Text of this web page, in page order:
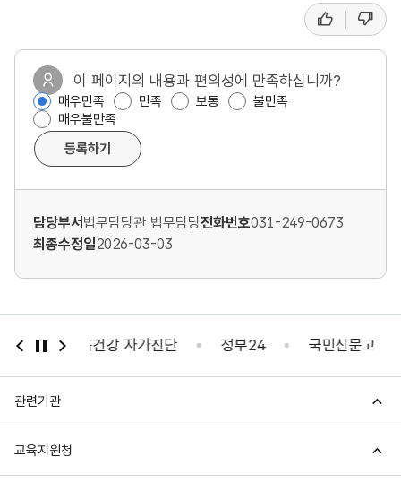
호
사
좋
요
싫
어
요
이 페이지의 내용과 편의성에 만족하십니까?
매우만족 만족 보통
불만족
매우불만족
등록하기
담당부서 법무담당관 법무담당전화번호031-249-0673
최종수정일2026-03-03
자가진단 정부24 국민신문고 정부포상비
관련기관
교육지원청